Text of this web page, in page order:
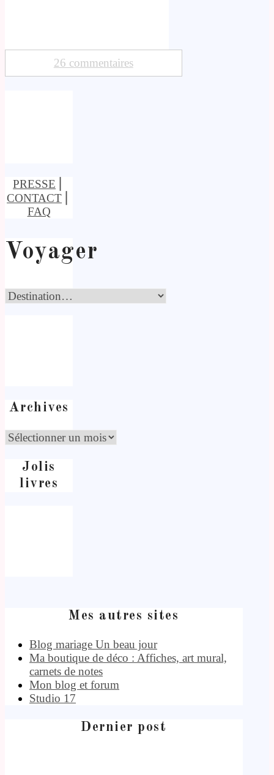
26 commentaires
PRESSE
CONTACT
FAQ
Voyager
Archives
Jolis
livres
Mes autres sites
Blog mariage Un beau jour
Ma boutique de déco : Affiches, art mural,
carnets de notes
Mon blog et forum
Studio 17
Dernier post